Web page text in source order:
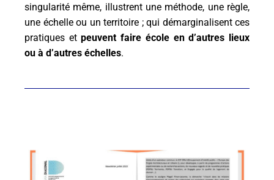
singularité même, illustrent une méthode, une règle,
une échelle ou un territoire ; qui démarginalisent ces
pratiques etpeuvent faire école en d’autres lieux
ou à d’autres échelles.